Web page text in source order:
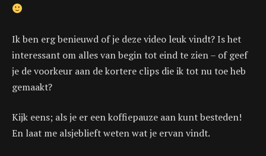
Ik ben erg benieuwd of je deze video leuk vindt? Is het
interessant om alles van begin tot eind te zien – of geef
je de voorkeur aan de kortere clips die ik tot nu toe heb
gemaakt?
Kijk eens; als je er een koffiepauze aan kunt besteden!
En laat me alsjeblieft weten wat je ervan vindt.